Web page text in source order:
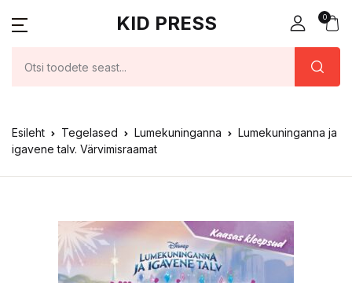
KID PRESS 0
Esileht Tegelased Lumekuninganna
Lumekuninganna ja
igavene talv. Värvimisraamat